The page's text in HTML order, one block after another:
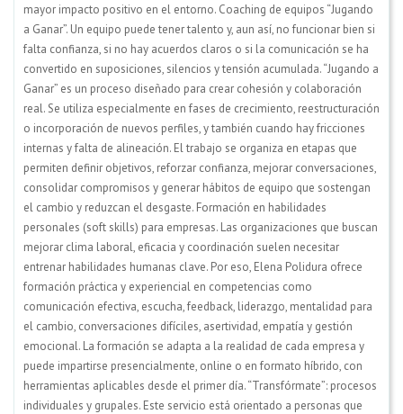
mayor impacto positivo en el entorno. Coaching de equipos “Jugando
a Ganar”. Un equipo puede tener talento y, aun así, no funcionar bien si
falta confianza, si no hay acuerdos claros o si la comunicación se ha
convertido en suposiciones, silencios y tensión acumulada. “Jugando a
Ganar” es un proceso diseñado para crear cohesión y colaboración
real. Se utiliza especialmente en fases de crecimiento, reestructuración
o incorporación de nuevos perfiles, y también cuando hay fricciones
internas y falta de alineación. El trabajo se organiza en etapas que
permiten definir objetivos, reforzar confianza, mejorar conversaciones,
consolidar compromisos y generar hábitos de equipo que sostengan
el cambio y reduzcan el desgaste. Formación en habilidades
personales (soft skills) para empresas. Las organizaciones que buscan
mejorar clima laboral, eficacia y coordinación suelen necesitar
entrenar habilidades humanas clave. Por eso, Elena Polidura ofrece
formación práctica y experiencial en competencias como
comunicación efectiva, escucha, feedback, liderazgo, mentalidad para
el cambio, conversaciones difíciles, asertividad, empatía y gestión
emocional. La formación se adapta a la realidad de cada empresa y
puede impartirse presencialmente, online o en formato híbrido, con
herramientas aplicables desde el primer día. “Transfórmate”: procesos
individuales y grupales. Este servicio está orientado a personas que